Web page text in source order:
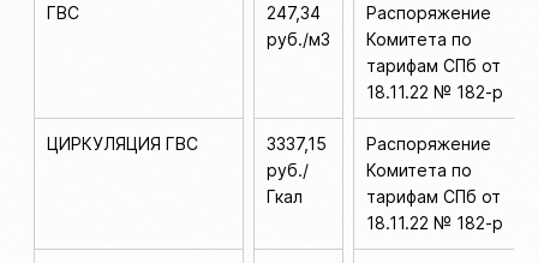
ГВС
247,34
руб./м3
Распоряжение
Комитета по
тарифам СПб от
18.11.22 № 182-р
ЦИРКУЛЯЦИЯ ГВС
3337,15
руб./
Гкал
Распоряжение
Комитета по
тарифам СПб от
18.11.22 № 182-р